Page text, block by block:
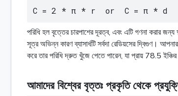
C = 2 * π * r  or  C = π * d
পরিধি হল বৃত্তের চারপাশের দূরত্ব, এবং এটি গণনা করার
সূত্র অভিন্ন কারণ ব্যাসার্ধটি সর্বদা রেডিয়সের দ্বিগুণ।
করে তার পরিধি দ্রুত খুঁজে পেতে পারেন, যা প্রায় 78.5 ইঞ্চির
আমাদের বিশ্বের বৃত্তঃ প্রকৃতি থেকে